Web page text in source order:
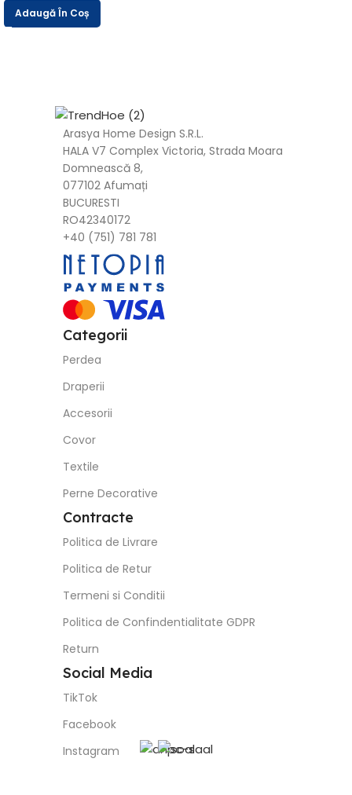
Adaugă În Coș
Arasya Home Design S.R.L.
HALA V7 Complex Victoria, Strada Moara
Domnească 8,
077102 Afumați
BUCURESTI
RO42340172
+40 (751) 781 781
Categorii
Perdea
Draperii
Accesorii
Covor
Textile
Perne Decorative
Contracte
Politica de Livrare
Politica de Retur
Termeni si Conditii
Politica de Confindentialitate GDPR
Return
Social Media
TikTok
Facebook
Instagram